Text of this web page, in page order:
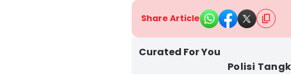
Share Article
Curated For You
Polisi